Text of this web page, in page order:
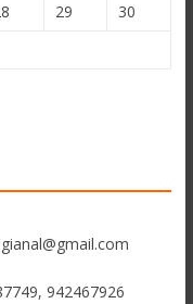
29
30
942467926